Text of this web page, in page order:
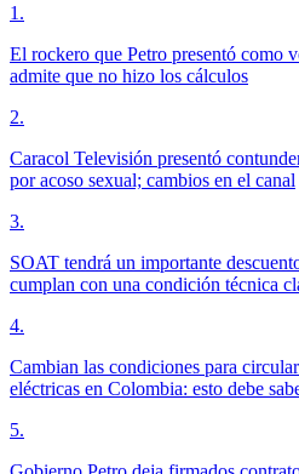
1 .
El rockero que Petro presentó como
admite que no hizo los cálculos
2.
Caracol Televisión presentó
por acoso sexual; cambios en el canal
3.
SOAT tendrá un importante
cumplan con una condición técnica
4.
Cambian las condiciones para
eléctricas en Colombia: esto debe
5.